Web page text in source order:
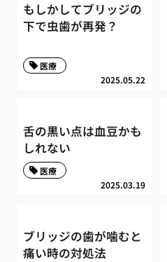
もしかしてブリッジの
下で虫歯が再発？
2025.05.22
医療
舌の黒い点は血豆かも
しれない
2025.03.19
医療
ブリッジの歯が噛むと
痛い時の対処法